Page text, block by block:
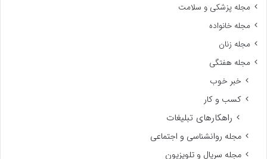
مجله پزشکی و سلامت
مجله خانواده
مجله زنان
مجله هفتگی
خبر خوب
کسب و کار
راهکارهای تبلیغات
مجله روانشناسی و اجتماعی
مجله سریال و تلویزیون